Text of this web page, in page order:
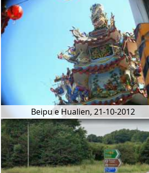
Beipu e Hualien, 21-10-2012